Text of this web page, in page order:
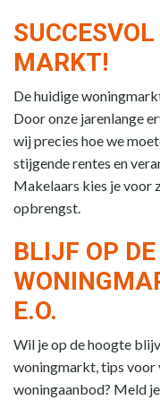
MARKT!
De huidige
Door onze jarenlange
wij precies hoe we
stijgende rentes en
Makelaars kies je voor
opbrengst.
BLIJF OP
E.O.
Wil je op de hoogte
woningmarkt, tips voor
woningaanbod? Meld je